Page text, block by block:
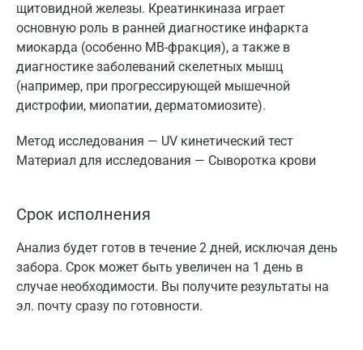
щитовидной железы. Креатинкиназа играет
основную роль в ранней диагностике инфаркта
миокарда (особенно МВ-фракция), а также в
диагностике заболеваний скелетных мышц
(например, при прогрессирующей мышечной
дистрофии, миопатии, дерматомиозите).
Метод исследования — UV кинетический тест
Материал для исследования — Сыворотка крови
Срок исполнения
Анализ будет готов в течение 2 дней, исключая день
забора. Срок может быть увеличен на 1 день в
случае необходимости. Вы получите результаты на
эл. почту сразу по готовности.